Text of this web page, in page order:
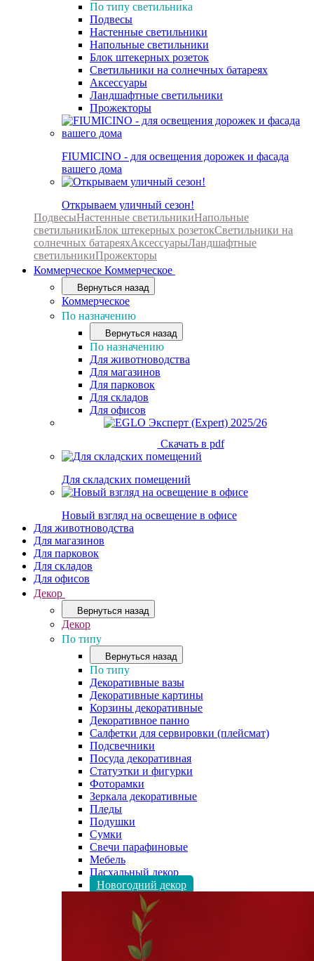
По типу светильника
Подвесы
Настенные светильники
Напольные светильники
Блок штекерных розеток
Светильники на солнечных батареях
Аксессуары
Ландшафтные светильники
Прожекторы
FIUMICINO - для освещения дорожек и фасада
вашего дома
Открываем уличный сезон!
ПодвесыНастенные светильникиНапольные
светильникиБлок штекерных розетокСветильники на
солнечных батареяхАксессуарыЛандшафтные
светильникиПрожекторы
Коммерческое Коммерческое
Вернуться назад
Коммерческое
По назначению
Вернуться назад
По назначению
Для животноводства
Для магазинов
Для парковок
Для складов
Для офисов
Скачать в pdf
Для складских помещений
Новый взгляд на освещение в офисе
Для животноводства
Для магазинов
Для парковок
Для складов
Для офисов
Декор
Вернуться назад
Декор
По типу
Вернуться назад
По типу
Декоративные вазы
Декоративные картины
Корзины декоративные
Декоративное панно
Салфетки для сервировки (плейсмат)
Подсвечники
Посуда декоративная
Статуэтки и фигурки
Фоторамки
Зеркала декоративные
Пледы
Подушки
Сумки
Свечи парафиновые
Мебель
Пасхальный декор
Новогодний декор